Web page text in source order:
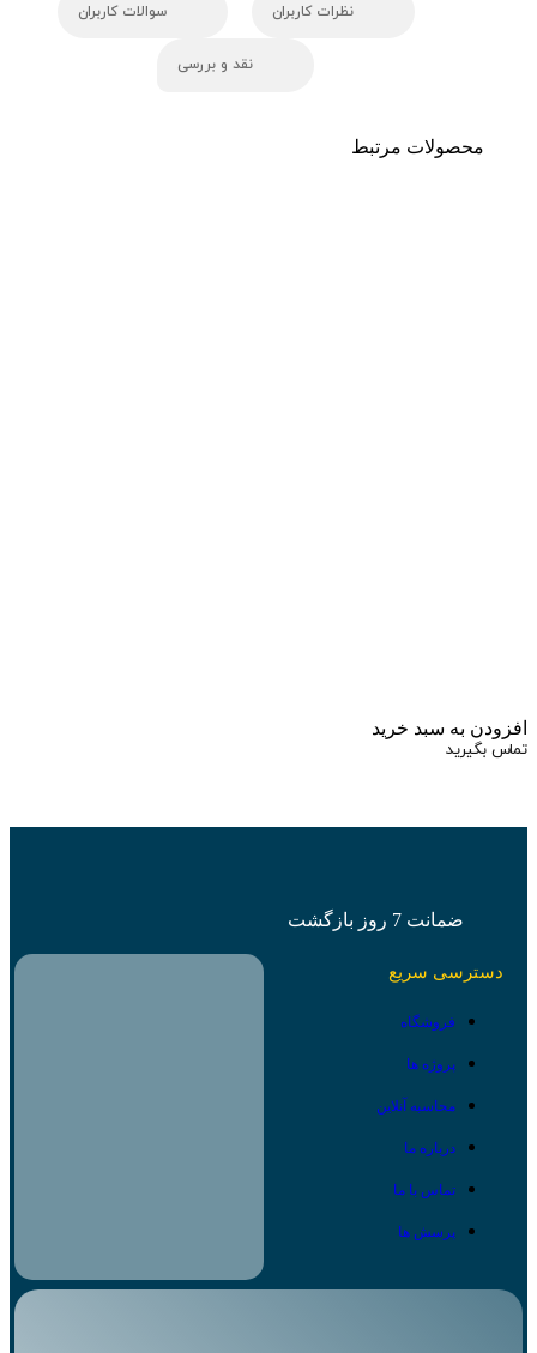
نظرات کاربران سوالات کاربران
نقد و بررسی
محصولات مرتبط
به سبد خرید
بگیرید
ضمانت 7 روز بازگشت
دسترسی سریع
فروشگاه
پروژه ها
محاسبه آنلاین
درباره ما
تماس با ما
پرسش ها